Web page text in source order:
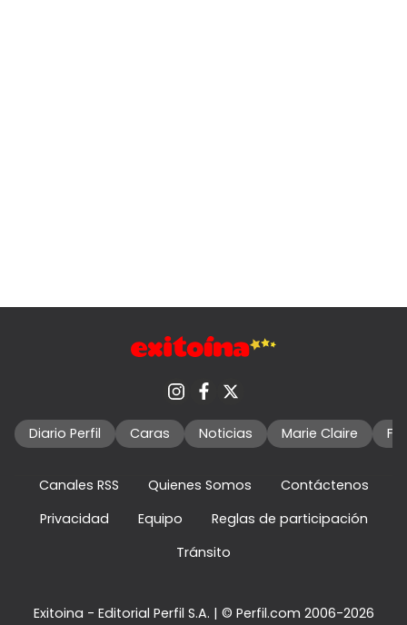
Diario Perfil Caras Noticias Marie Claire
Canales RSS Quienes Somos
Contáctenos
Privacidad
Equipo
Reglas de participación
Tránsito
Exitoina - Editorial Perfil S.A. | © Perfil.com 2006-2026